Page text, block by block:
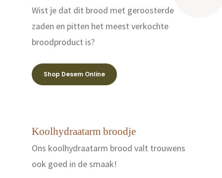
Wist je dat dit brood met geroosterde
zaden en pitten het meest verkochte
broodproduct is?
Shop Desem Online
Koolhydraatarm broodje
Ons koolhydraatarm brood valt trouwens
ook goed in de smaak!